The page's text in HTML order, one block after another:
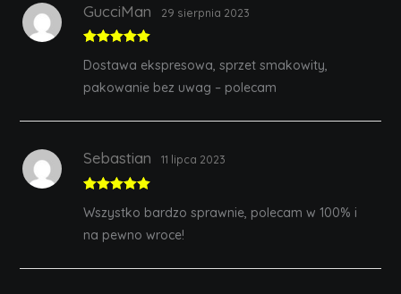
of 5
GucciMan 29 sierpnia 2023
Dostawa ekspresowa, sprzet smakowity,
pakowanie bez uwag – polecam
of 5
Sebastian 11 lipca 2023
Wszystko bardzo sprawnie, polecam w 100% i
na pewno wroce!